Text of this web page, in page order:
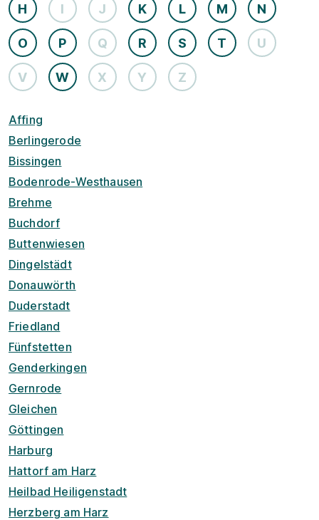
H I J K L M N
O P Q R S T U
V W X Y Z
Affing
Berlingerode
Bissingen
Bodenrode-Westhausen
Brehme
Buchdorf
Buttenwiesen
Dingelstädt
Donauwörth
Duderstadt
Friedland
Fünfstetten
Genderkingen
Gernrode
Gleichen
Göttingen
Harburg
Hattorf am Harz
Heilbad Heiligenstadt
Herzberg am Harz